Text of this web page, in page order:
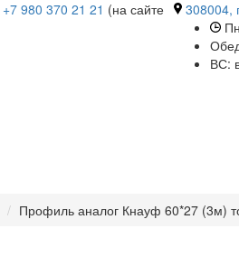
308004,
ВС:
+7 980 370 21 21 (на сайте
Профиль аналог Кнауф 60*27 (3м)